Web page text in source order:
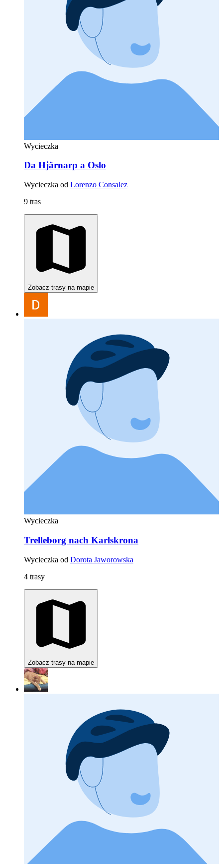
Wycieczka
Da Hjärnarp a Oslo
Wycieczka od Lorenzo Consalez
9 tras
Zobacz trasy na mapie
Wycieczka
Trelleborg nach Karlskrona
Wycieczka od Dorota Jaworowska
4 trasy
Zobacz trasy na mapie